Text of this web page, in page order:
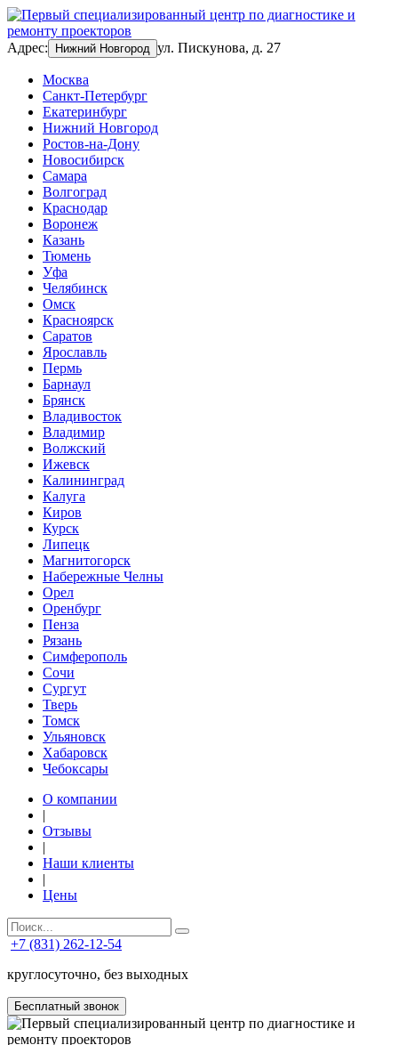
Адрес: Нижний Новгород ул. Пискунова, д. 27
Москва
Санкт-Петербург
Екатеринбург
Нижний Новгород
Ростов-на-Дону
Новосибирск
Самара
Волгоград
Краснодар
Воронеж
Казань
Тюмень
Уфа
Челябинск
Омск
Красноярск
Саратов
Ярославль
Пермь
Барнаул
Брянск
Владивосток
Владимир
Волжский
Ижевск
Калининград
Калуга
Киров
Курск
Липецк
Магнитогорск
Набережные Челны
Орел
Оренбург
Пенза
Рязань
Симферополь
Сочи
Сургут
Тверь
Томск
Ульяновск
Хабаровск
Чебоксары
О компании
|
Отзывы
|
Наши клиенты
|
Цены
+7 (831) 262-12-54
круглосуточно, без выходных
Бесплатный звонок